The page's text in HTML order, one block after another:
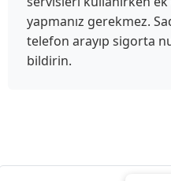
yapmanız gerekmez.
telefon arayıp sigorta
bildirin.